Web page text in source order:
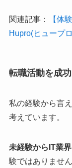
関連記事：
【体
Hupro(ヒュープ
転職活動を成
私の経験から言
考えています。
未経験からIT業界
験ではありません